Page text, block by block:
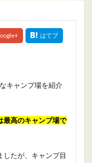
キャンプ場を紹介
最高のキャンプ場で
したが、キャンプ目